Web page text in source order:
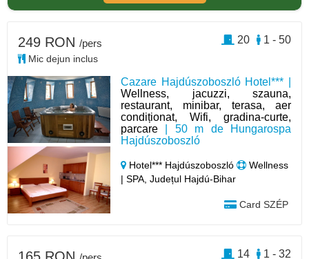
Cazare Hajdúszoboszló Hotel*** |
Wellness, jacuzzi, szauna,
restaurant, minibar, terasa, aer
condiționat, Wifi, gradina-curte,
parcare | 50 m de Hungarospa
Hajdúszoboszló
Hotel*** Hajdúszoboszló
Wellness
| SPA, Județul Hajdú-Bihar
Card SZÉP
249 RON /pers
Mic dejun inclus
1 - 50
20
1 - 32
14